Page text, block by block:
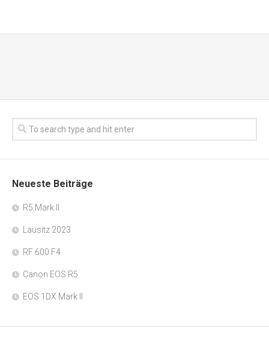
Neueste Beiträge
R5 Mark II
Lausitz 2023
RF 600 F4
Canon EOS R5
EOS 1DX Mark II